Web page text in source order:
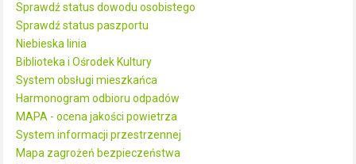
Sprawdź status dowodu osobistego
Sprawdź status paszportu
Niebieska linia
Biblioteka i Ośrodek Kultury
System obsługi mieszkańca
Harmonogram odbioru odpadów
MAPA - ocena jakości powietrza
System informacji przestrzennej
Mapa zagrożeń bezpieczeństwa